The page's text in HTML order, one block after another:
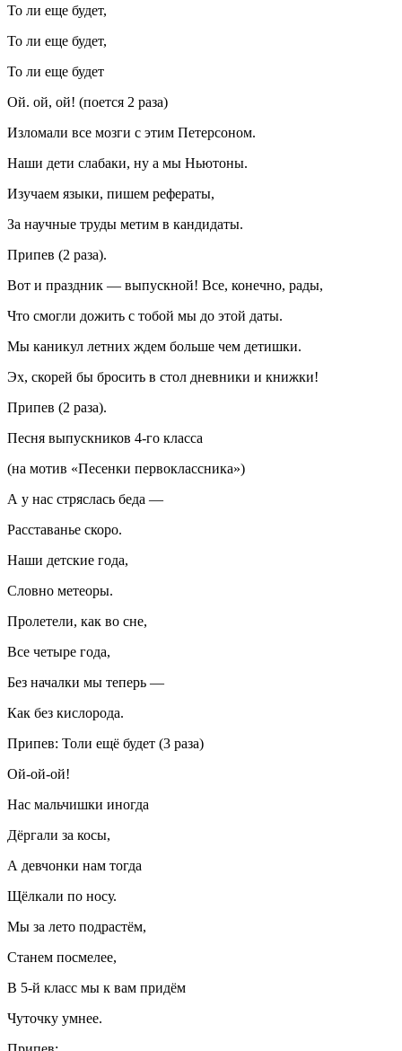
То ли еще будет,
То ли еще будет,
То ли еще будет
Ой. ой, ой! (поется 2 раза)
Изломали все мозги с этим Петерсоном.
Наши дети слабаки, ну а мы Ньютоны.
Изучаем языки, пишем рефераты,
За научные труды метим в кандидаты.
Припев (2 раза).
Вот и праздник — выпускной! Все, конечно, рады,
Что смогли дожить с тобой мы до этой даты.
Мы каникул летних ждем больше чем детишки.
Эх, скорей бы бросить в стол дневники и книжки!
Припев (2 раза).
Песня выпускников 4-го класса
(на мотив «Песенки первоклассника»)
А у нас стряслась беда —
Расставанье скоро.
Наши детские года,
Словно метеоры.
Пролетели, как во сне,
Все четыре года,
Без началки мы теперь —
Как без кислорода.
Припев: Толи ещё будет (3 раза)
Ой-ой-ой!
Нас мальчишки иногда
Дёргали за косы,
А девчонки нам тогда
Щёлкали по носу.
Мы за лето подрастём,
Станем посмелее,
В 5-й класс мы к вам придём
Чуточку умнее.